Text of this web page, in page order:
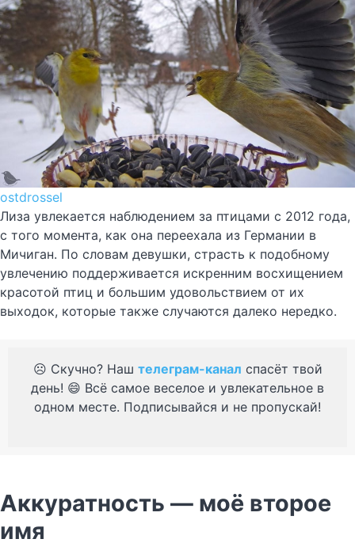
ostdrossel
Лиза увлекается наблюдением за птицами с 2012 года,
с того момента, как она переехала из Германии в
Мичиган. По словам девушки, страсть к подобному
увлечению поддерживается искренним восхищением
красотой птиц и большим удовольствием от их
выходок, которые также случаются далеко нередко.
☹️ Скучно? Наш телеграм-канал спасёт твой
день! 😄 Всё самое веселое и увлекательное в
одном месте. Подписывайся и не пропускай!
Аккуратность — моё второе
имя